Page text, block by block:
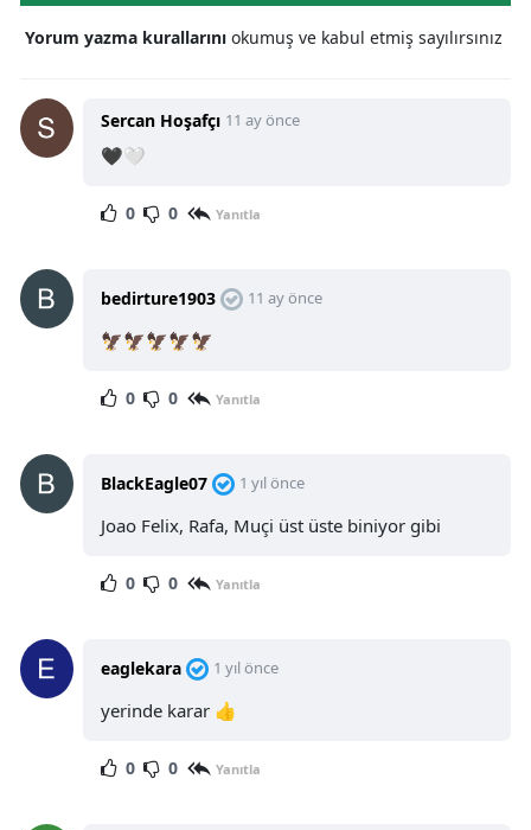
Yorum yazma kurallarını okumuş ve kabul etmiş sayılırsınız
Sercan Hoşafçı 11 ay önce
🖤🤍
0 0 Yanıtla
bedirture1903 11 ay önce
🦅🦅🦅🦅🦅
0 0 Yanıtla
BlackEagle07 1 yıl önce
Joao Felix, Rafa, Muçi üst üste biniyor gibi
0 0 Yanıtla
eaglekara 1 yıl önce
yerinde karar 👍
0 0 Yanıtla